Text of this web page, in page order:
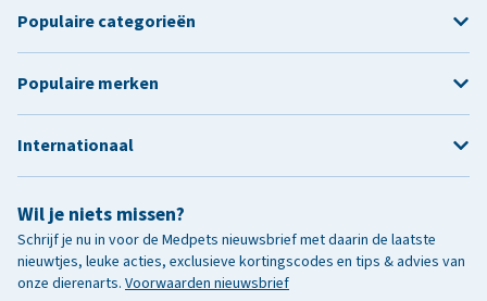
Wil je niets missen?
Schrijf je nu in voor de Medpets nieuwsbrief met daarin de laatste
nieuwtjes, leuke acties, exclusieve kortingscodes en tips & advies van
onze dierenarts. Voorwaarden nieuwsbrief
Populaire categorieën
Populaire merken
Internationaal